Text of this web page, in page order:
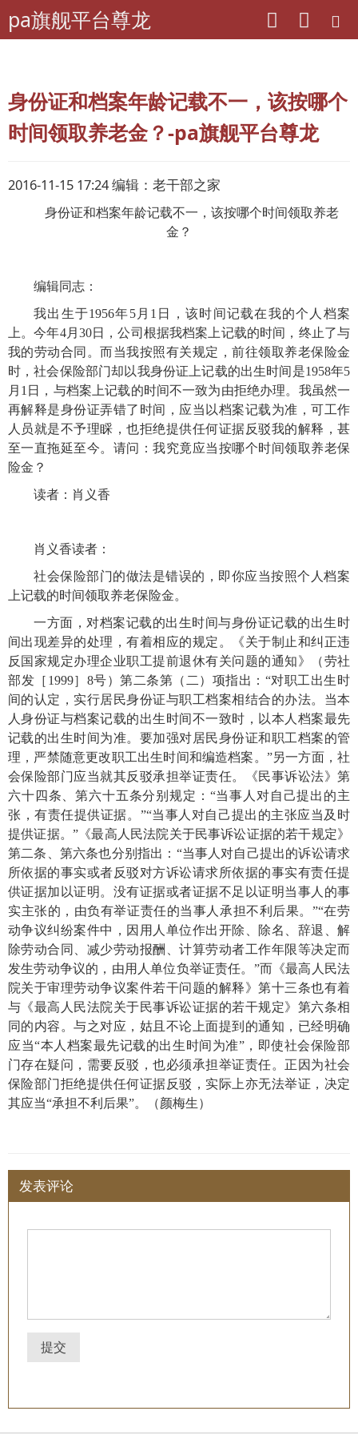
pa旗舰平台尊龙
pa旗舰平台尊龙 老年期刊联盟
身份证和档案年龄记载不一，该按哪个
时间领取养老金？-pa旗舰平台尊龙
2016-11-15 17:24 编辑：老干部之家
身份证和档案年龄记载不一，该按哪个时间领取养老
金？
编辑同志：
我出生于1956年5月 1 日，该时间记载在我的个人档案
上。今年4月 30日，公司根据我档案上记载的时间，终止了与
我的劳动合同。而当我按照有关规定，前往领取养老保险金
时，社会保险部门却以我身份证上记载的出生时间是1958年5
月 1 日，与档案上记载的时间不一致为由拒绝办理。我虽然一
再解释是身份证弄错了时间，应当以档案记载为准，可工作
人员就是不予理睬，也拒绝提供任何证据反驳我的解释，甚
至一直拖延至今。请问：我究竟应当按哪个时间领取养老保
险金？
读者：肖义香
肖义香读者：
社会保险部门的做法是错误的，即你应当按照个人档案
上记载的时间领取养老保险金。
一方面，对档案记载的出生时间与身份证记载的出生时
间出现差异的处理，有着相应的规定。《关于制止和纠正违
反国家规定办理企业职工提前退休有关问题的通知》（劳社
部发［ 1999］ 8号）第二条第（二）项指出： “对职工出生时
间的认定，实行居民身份证与职工档案相结合的办法。当本
人身份证与档案记载的出生时间不一致时，以本人档案最先
记载的出生时间为准。要加强对居民身份证和职工档案的管
理，严禁随意更改职工出生时间和编造档案。”另一方面，社
会保险部门应当就其反驳承担举证责任。《民事诉讼法》第
六十四条、第六十五条分别规定：“当事人对自己提出的主
张，有责任提供证据。”“当事人对自己提出的主张应当及时
提供证据。”《最高人民法院关于民事诉讼证据的若干规定》
第二条、第六条也分别指出：“当事人对自己提出的诉讼请求
所依据的事实或者反驳对方诉讼请求所依据的事实有责任提
供证据加以证明。没有证据或者证据不足以证明当事人的事
实主张的，由负有举证责任的当事人承担不利后果。”“在劳
动争议纠纷案件中，因用人单位作出开除、除名、辞退、解
除劳动合同、减少劳动报酬、计算劳动者工作年限等决定而
发生劳动争议的，由用人单位负举证责任。”而《最高人民法
院关于审理劳动争议案件若干问题的解释》第十三条也有着
与《最高人民法院关于民事诉讼证据的若干规定》第六条相
同的内容。与之对应，姑且不论上面提到的通知，已经明确
应当“本人档案最先记载的出生时间为准”，即使社会保险部
门存在疑问，需要反驳，也必须承担举证责任。正因为社会
保险部门拒绝提供任何证据反驳，实际上亦无法举证，决定
其应当“承担不利后果”。（颜梅生）
发表评论
提交